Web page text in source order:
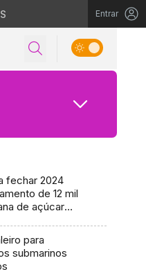
Entrar
fechar 2024
de 12 mil
de açúcar
para
submarinos